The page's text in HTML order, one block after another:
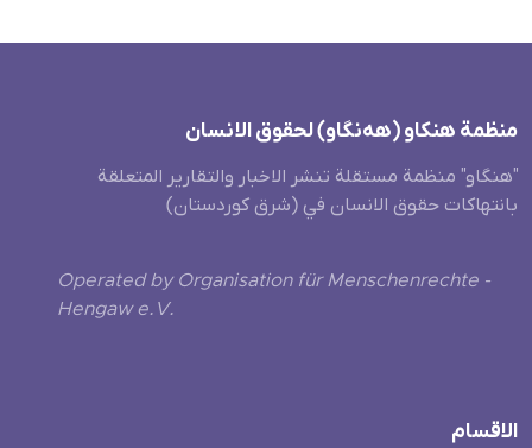
منظمة هنکاو (هەنگاو) لحقوق الانسان
"هنگاو" منظمة مستقلة تنشر الاخبار والتقارير المتعلقة
بانتهاكات حقوق الانسان في (شرق كوردستان)
Operated by Organisation für Menschenrechte -
Hengaw e.V.
الاقسام